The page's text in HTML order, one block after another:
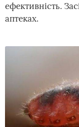
ефективність.
аптеках.